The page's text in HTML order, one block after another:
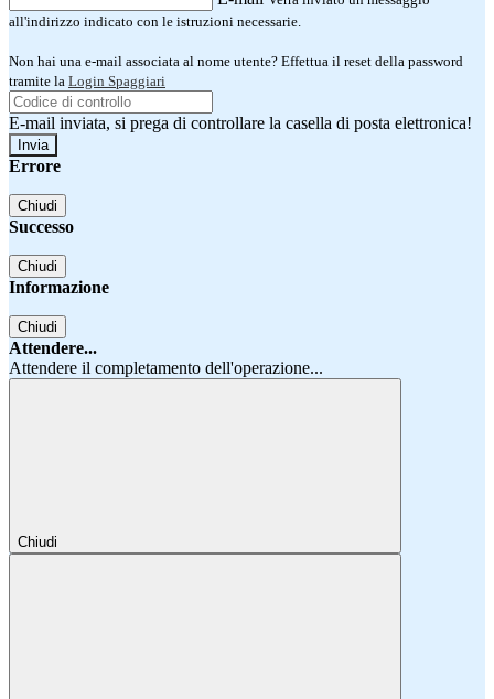
all'indirizzo indicato con le istruzioni necessarie.
Non hai una e-mail associata al nome utente? Effettua il reset della password
tramite la Login Spaggiari
E-mail inviata, si prega di controllare la casella di posta elettronica!
Errore
Chiudi
Successo
Chiudi
Informazione
Chiudi
Attendere...
Attendere il completamento dell'operazione...
Chiudi